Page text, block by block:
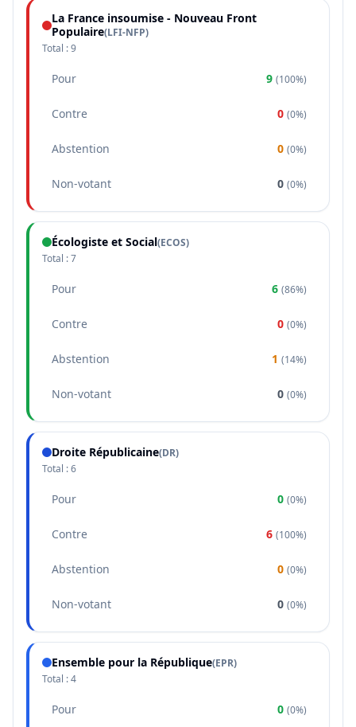
La France insoumise - Nouveau Front
Populaire(LFI-NFP)
Total :9
Pour 9 (100%)
Contre 0 (0%)
Abstention 0 (0%)
Non-votant 0 (0%)
Écologiste et Social(ECOS)
Total :7
Pour 6 (86%)
Contre 0 (0%)
Abstention 1 (14%)
Non-votant 0 (0%)
Droite Républicaine(DR)
Total :6
Pour 0 (0%)
Contre 6 (100%)
Abstention 0 (0%)
Non-votant 0 (0%)
Ensemble pour la République(EPR)
Total :4
Pour 0 (0%)